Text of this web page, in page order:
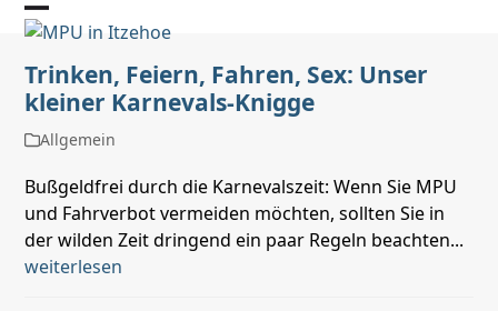
Skip
content
Open
mobile
menu
Close
mobile
menu
Trinken, Feiern, Fahren, Sex: Unser
kleiner Karnevals-Knigge
Allgemein
Bußgeldfrei durch die Karnevalszeit: Wenn Sie MPU
und Fahrverbot vermeiden möchten, sollten Sie in
der wilden Zeit dringend ein paar Regeln beachten...
weiterlesen